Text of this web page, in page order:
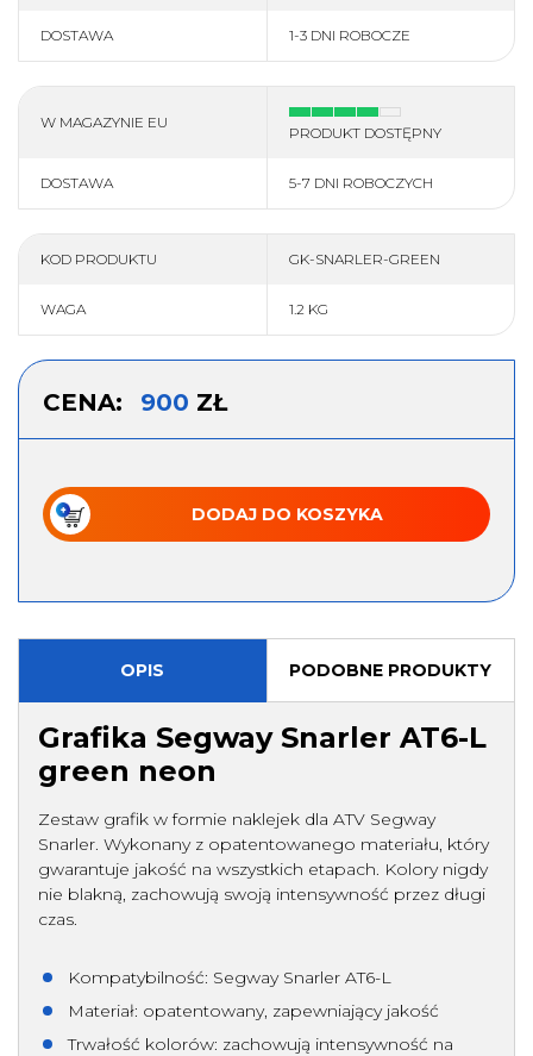
Wideorejestrator Gogle
Kurtki Spodnie
więcej
FINNTRAIL
Wszystkie produkty % SALE %
Wodery
więcej
Oryginalne części Segway
Oryginalne części Access
Oryginalne części Arctic Cat Paski napędowe zamienniki
Oryginalne części TJD
Zamienniki (klocki, filtry)
DOSTAWA 1-3 DNI ROBOCZE
W MAGAZYNIE EU
PRODUKT DOSTĘPNY
DOSTAWA 5-7 DNI ROBOCZYCH
KOD PRODUKTU GK-SNARLER-GREEN
WAGA 1.2 KG
CENA: 900 ZŁ
DODAJ DO KOSZYKA
OPIS PODOBNE PRODUKTY
Grafika Segway Snarler AT6-L
green neon
Zestaw grafik w formie naklejek dla ATV Segway
Snarler. Wykonany z opatentowanego materiału, który
gwarantuje jakość na wszystkich etapach. Kolory nigdy
nie blakną, zachowują swoją intensywność przez długi
czas.
Kompatybilność: Segway Snarler AT6-L
Materiał: opatentowany, zapewniający jakość
Trwałość kolorów: zachowują intensywność na